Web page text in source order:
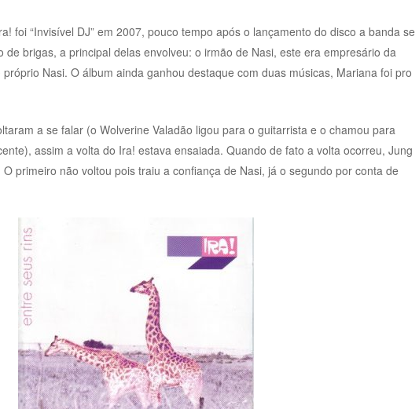
foi “Invisível DJ” em 2007, pouco tempo após o lançamento do disco a banda se
de brigas, a principal delas envolveu: o irmão de Nasi, este era empresário da
Nasi. O álbum ainda ganhou destaque com duas músicas, Mariana foi pro
a se falar (o Wolverine Valadão ligou para o guitarrista e o chamou para
assim a volta do Ira! estava ensaiada. Quando de fato a volta ocorreu, Jung
primeiro não voltou pois traiu a confiança de Nasi, já o segundo por conta de